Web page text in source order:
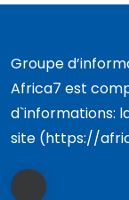
Groupe
Africa7 est
d`informations:
site (https://